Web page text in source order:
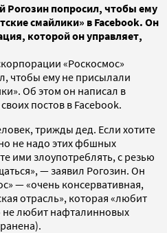
Рогозин попросил, чтобы ему
смайлики» в Facebook. Он
которой он управляет,
«Роскосмос»
чтобы ему не присылали
Об этом он написал в
постов в Facebook.
трижды дед. Если хотите
не надо этих фбшных
ими злоупотреблять, с резью
— заявил Рогозин. Он
— «очень консервативная,
отрасль», которая «любит
не любит нафталинновых